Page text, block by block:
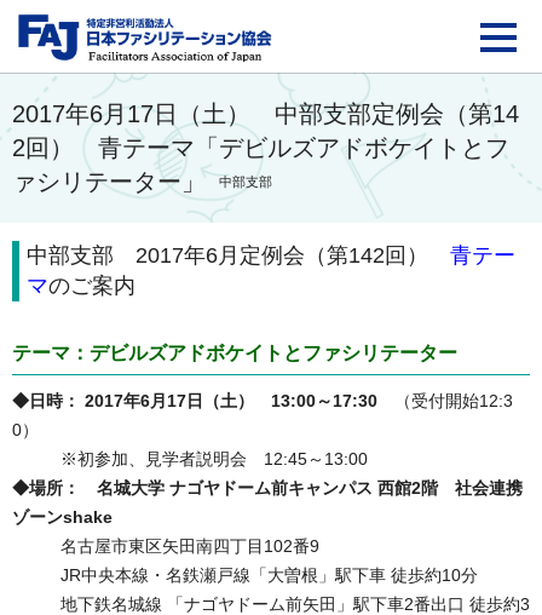
FAJ：特定非営利活動
2017年6月17日（土） 中部支部定例会（第14
2回） 青テーマ「デビルズアドボケイトとフ
ァシリテーター」
中部支部
中部支部 2017年6月定例会（第142回） 青テー
マのご案内
テーマ：デビルズアドボケイトとファシリテーター
◆日時： 2017年6月17日（土） 13:00～17:30
（受付開始12:3
0）
※初参加、見学者説明会 12:45～13:00
◆場所： 名城大学 ナゴヤドーム前キャンパス 西館2階 社会連携
ゾーンshake
名古屋市東区矢田南四丁目102番9
JR中央本線・名鉄瀬戸線「大曽根」駅下車 徒歩約10分
地下鉄名城線 「ナゴヤドーム前矢田」駅下車2番出口 徒歩約3